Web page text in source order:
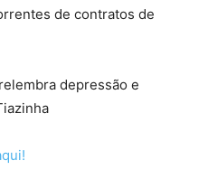
de contratos de
depressão e